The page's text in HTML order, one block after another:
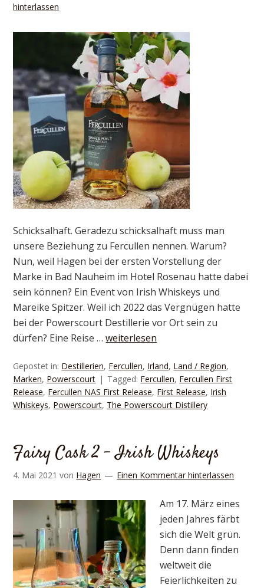
hinterlassen
Schicksalhaft. Geradezu schicksalhaft muss man
unsere Beziehung zu Fercullen nennen. Warum?
Nun, weil Hagen bei der ersten Vorstellung der
Marke in Bad Nauheim im Hotel Rosenau hatte dabei
sein können? Ein Event von Irish Whiskeys und
Mareike Spitzer. Weil ich 2022 das Vergnügen hatte
bei der Powerscourt Destillerie vor Ort sein zu
dürfen? Eine Reise …weiterlesen
Gepostet in: Destillerien, Fercullen, Irland, Land / Region,
Marken, Powerscourt Tagged: Fercullen, Fercullen First
Release, Fercullen NAS First Release, First Release, Irish
Whiskeys, Powerscourt, The Powerscourt Distillery
Fairy Cask 2 – Irish Whiskeys
4. Mai 2021 von Hagen Einen Kommentar hinterlassen
Am 17. März eines
jeden Jahres färbt
sich die Welt grün.
Denn dann finden
weltweit die
Feierlichkeiten zu